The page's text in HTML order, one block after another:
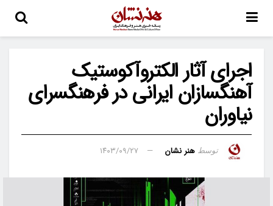
اجرای آثار الکتروآکوستیک
آهنگسازان ایرانی در فرهنگسرای
نیاوران
توسط هنر نشان ۱۴۰۳/۰۹/۲۷